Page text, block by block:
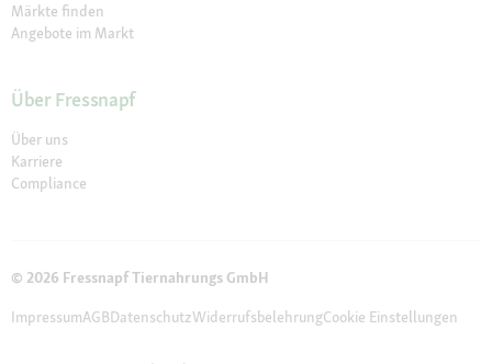
Märkte finden
Angebote im Markt
Über Fressnapf
Über uns
Karriere
Compliance
© 2026 Fressnapf Tiernahrungs GmbH
ImpressumAGBDatenschutzWiderrufsbelehrungCookie Einstellungen